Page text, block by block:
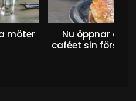
möter
Nu öppnar det
caféet sin första